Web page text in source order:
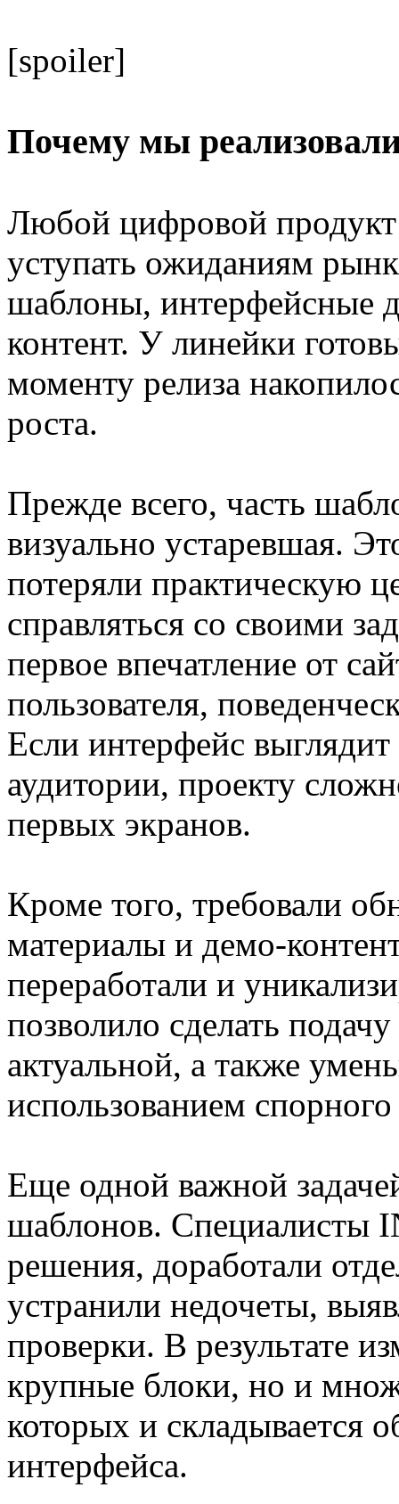
[spoiler]
Почему мы
Любой цифровой продукт
уступать ожиданиям
шаблоны, интерфейсные
контент. У линейки
моменту релиза
роста.
Прежде всего, часть
визуально устаревшая.
потеряли практическую
справляться со своими
первое впечатление от
пользователя,
Если интерфейс
аудитории, проекту
первых экранов.
Кроме того, требовали
материалы и демо-
переработали и
позволило сделать
актуальной, а также
использованием
Еще одной важной
шаблонов. Специалисты
решения, доработали
устранили недочеты,
проверки. В результате
крупные блоки, но и
которых и складывается
интерфейса.